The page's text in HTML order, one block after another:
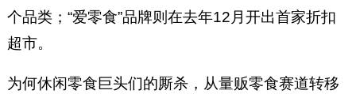
个品类；“爱零食”品牌则在去年12月开出首家折扣
超市。
为何休闲零食巨头们的厮杀，从量贩零食赛道转移